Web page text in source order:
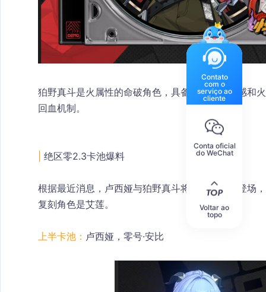
狛野真斗是火属性的命破角色，具备超爽的打击感和
回血机制。
绝区零2.3卡池爆料
根据最近消息，卢西娅与狛野真斗将在上半卡池登场
复刻角色是艾莲。
上半卡池： 卢西娅，零号·安比
Contato
com o
serviço ao
cliente
Conta oficial
do WeChat
Voltar ao
topo